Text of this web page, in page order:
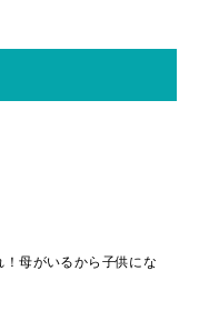
母がいるから子供にな